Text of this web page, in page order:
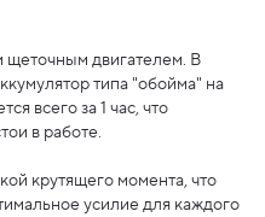
двигателем. В
типа "обойма" на
всего за 1 час, что
в работе.
крутящего момента, что
усилие для каждого